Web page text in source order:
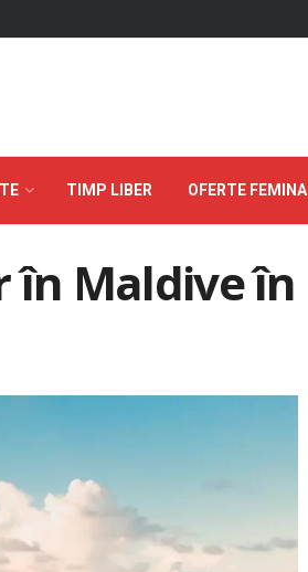
TIMP LIBER OFERTE FEMINA
în Maldive în